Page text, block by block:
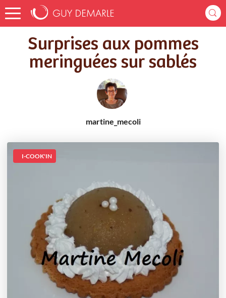
Accueil
Recettes
Surprises aux pommes meringuées sur sablés
Surprises aux pommes
meringuées sur sablés
martine_mecoli
I-COOK'IN